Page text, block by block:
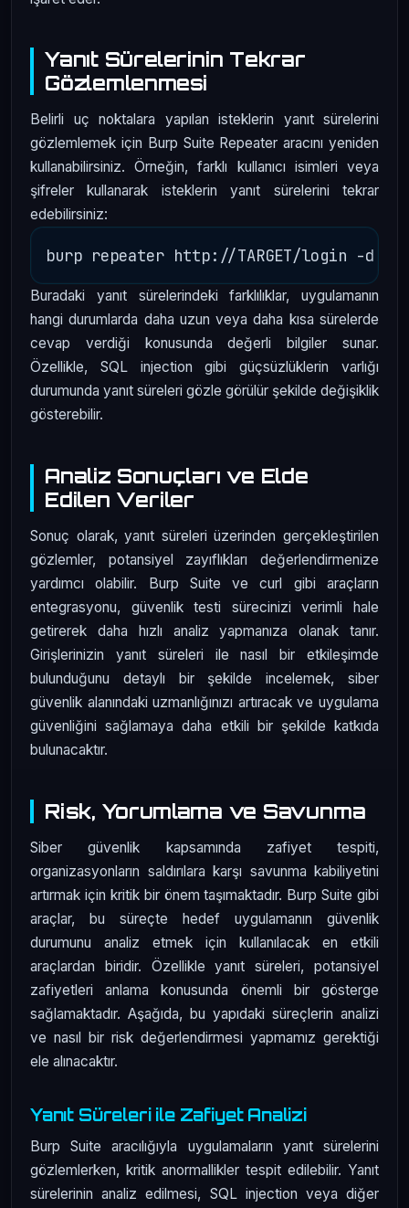
Yanıt Sürelerinin Tekrar
Gözlemlenmesi
Belirli uç noktalara yapılan isteklerin yanıt sürelerini
gözlemlemek için Burp Suite Repeater aracını yeniden
kullanabilirsiniz. Örneğin, farklı kullanıcı isimleri veya
şifreler kullanarak isteklerin yanıt sürelerini tekrar
edebilirsiniz:
Buradaki yanıt sürelerindeki farklılıklar, uygulamanın
hangi durumlarda daha uzun veya daha kısa sürelerde
cevap verdiği konusunda değerli bilgiler sunar.
Özellikle, SQL injection gibi güçsüzlüklerin varlığı
durumunda yanıt süreleri gözle görülür şekilde değişiklik
gösterebilir.
Analiz Sonuçları ve Elde
Edilen Veriler
Sonuç olarak, yanıt süreleri üzerinden gerçekleştirilen
gözlemler, potansiyel zayıflıkları değerlendirmenize
yardımcı olabilir. Burp Suite ve curl gibi araçların
entegrasyonu, güvenlik testi sürecinizi verimli hale
getirerek daha hızlı analiz yapmanıza olanak tanır.
Girişlerinizin yanıt süreleri ile nasıl bir etkileşimde
bulunduğunu detaylı bir şekilde incelemek, siber
güvenlik alanındaki uzmanlığınızı artıracak ve uygulama
güvenliğini sağlamaya daha etkili bir şekilde katkıda
bulunacaktır.
Risk, Yorumlama ve Savunma
Siber güvenlik kapsamında zafiyet tespiti,
organizasyonların saldırılara karşı savunma kabiliyetini
artırmak için kritik bir önem taşımaktadır. Burp Suite gibi
araçlar, bu süreçte hedef uygulamanın güvenlik
durumunu analiz etmek için kullanılacak en etkili
araçlardan biridir. Özellikle yanıt süreleri, potansiyel
zafiyetleri anlama konusunda önemli bir gösterge
sağlamaktadır. Aşağıda, bu yapıdaki süreçlerin analizi
ve nasıl bir risk değerlendirmesi yapmamız gerektiği
ele alınacaktır.
Yanıt Süreleri ile Zafiyet Analizi
Burp Suite aracılığıyla uygulamaların yanıt sürelerini
gözlemlerken, kritik anormallikler tespit edilebilir. Yanıt
sürelerinin analiz edilmesi, SQL injection veya diğer